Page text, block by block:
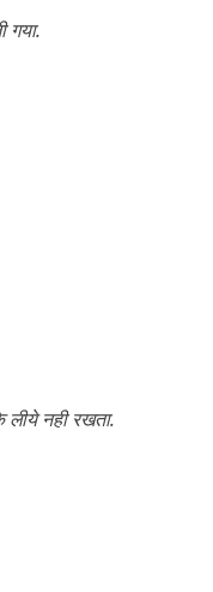
गया.
लीये नही रखता.